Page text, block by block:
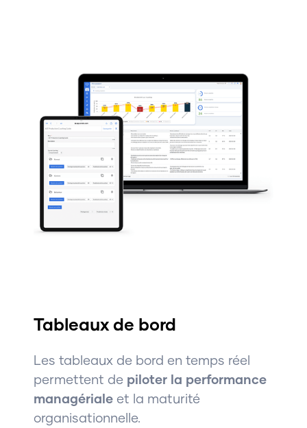
Tableaux de bord
Les tableaux de bord en temps réel
permettent de piloter la performance
managériale et la maturité
organisationnelle.